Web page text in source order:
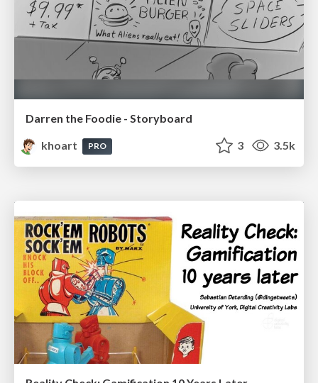
Darren the Foodie - Storyboard
khoart
PRO 3 3.5k